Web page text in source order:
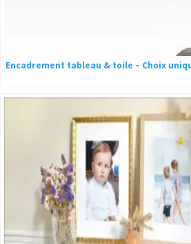
Encadrement tableau & toile – Choix